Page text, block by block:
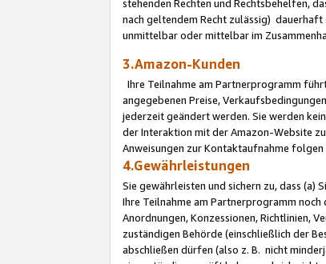
stehenden Rechten und Rechtsbehelfen,
nach geltendem Recht zulässig) dauerhaft
unmittelbar oder mittelbar im
3.Amazon-Kunden
Ihre Teilnahme am Partnerprogramm
angegebenen Preise,
jederzeit geändert werden. Sie werden
der Interaktion mit der Amazon-Website
Anweisungen zur Kontaktaufnahme
4.Gewährleistungen
Sie gewährleisten und sichern zu, dass
Ihre Teilnahme am Partnerprogramm
Anordnungen, Konzessionen, Richtlinien,
zuständigen Behörde (einschließlich der
abschließen dürfen (also z. B. nicht